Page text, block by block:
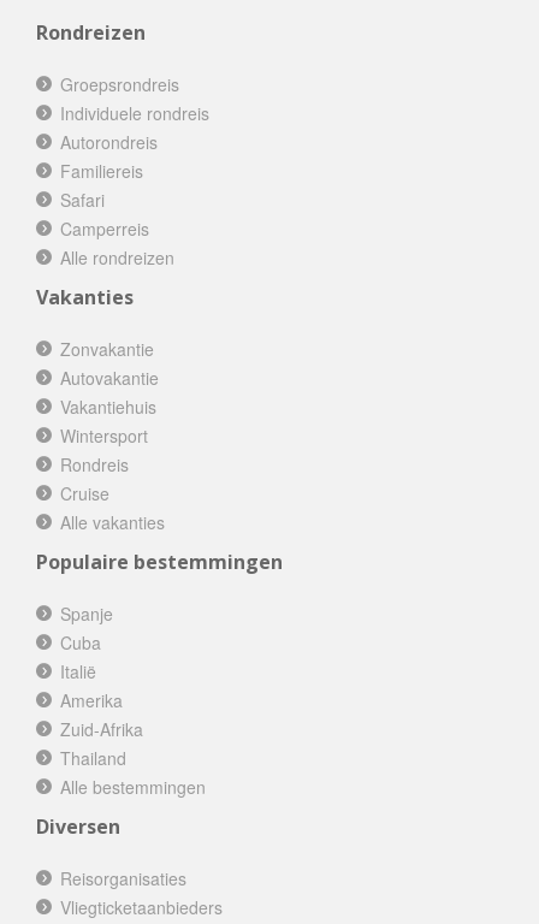
Rondreizen
Groepsrondreis
Individuele rondreis
Autorondreis
Familiereis
Safari
Camperreis
Alle rondreizen
Vakanties
Zonvakantie
Autovakantie
Vakantiehuis
Wintersport
Rondreis
Cruise
Alle vakanties
Populaire bestemmingen
Spanje
Cuba
Italië
Amerika
Zuid-Afrika
Thailand
Alle bestemmingen
Diversen
Reisorganisaties
Vliegticketaanbieders